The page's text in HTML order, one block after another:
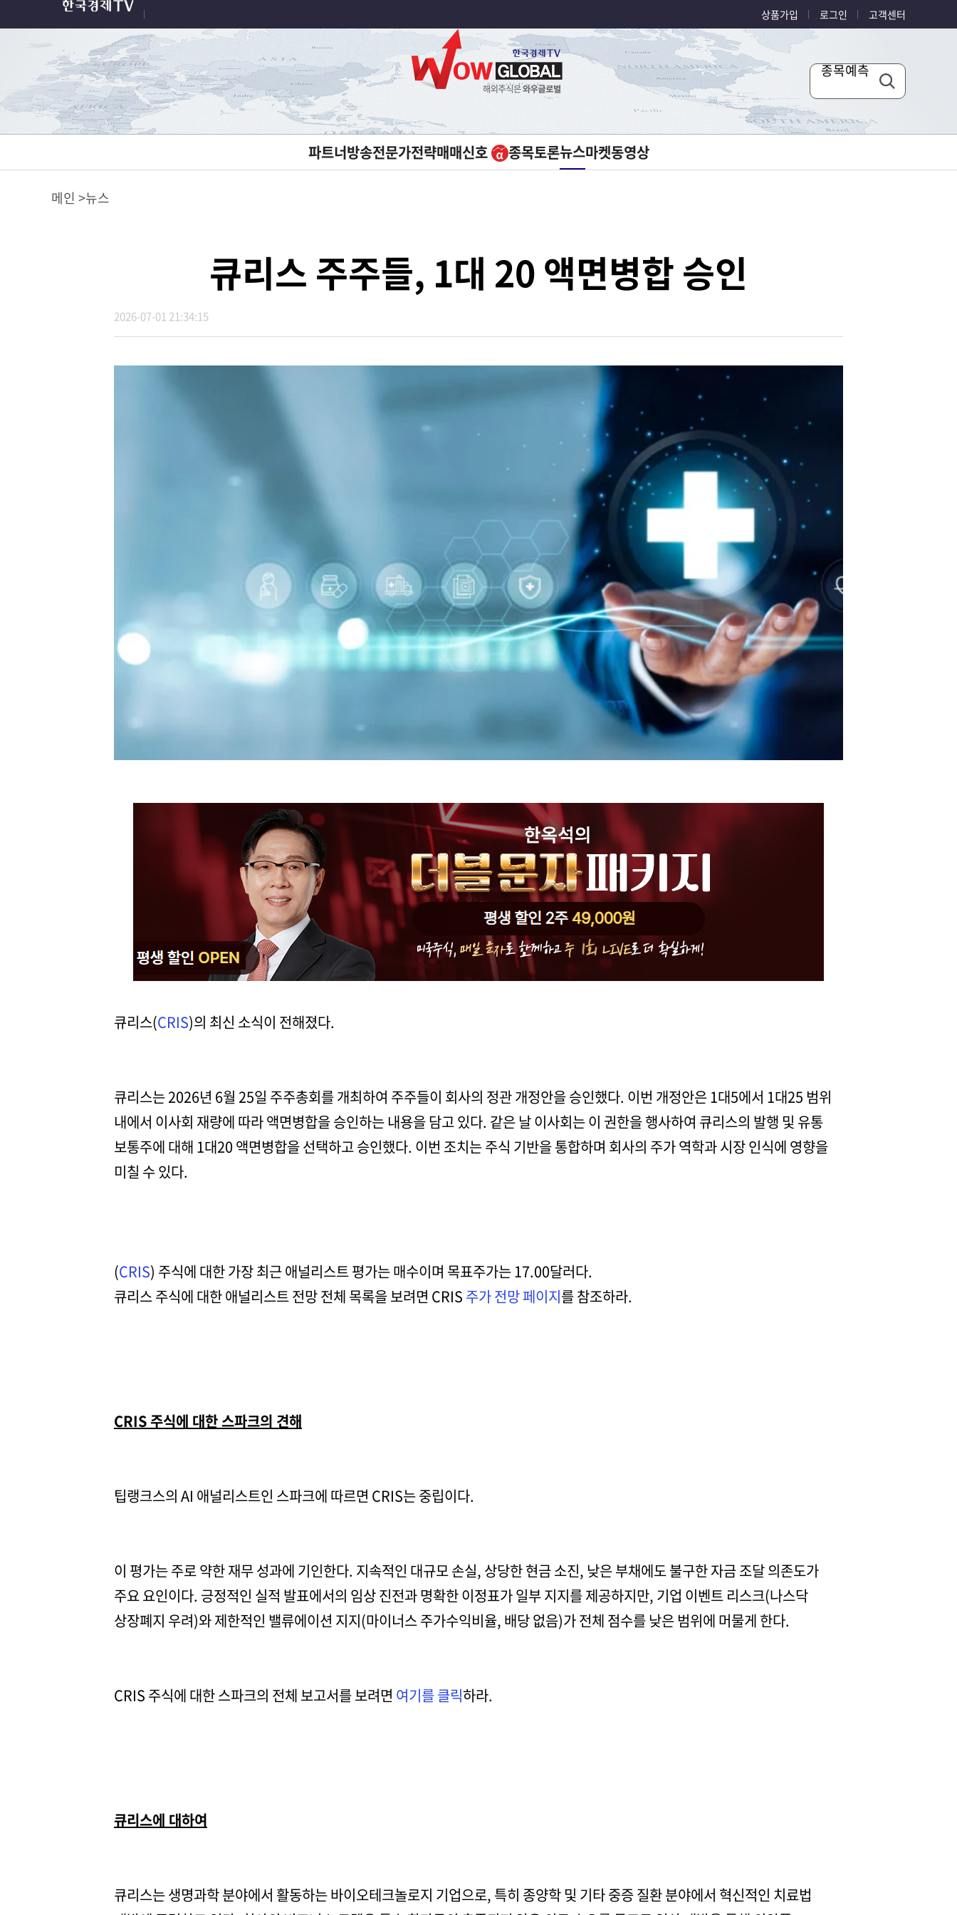
상품가입 로그인 고객센터
종목예측
파트너방송전문가전략매매신호 종목토론뉴스마켓동영상
메인 뉴스
큐리스 주주들, 1대 20 액면병합 승인
2026-07-01 21:34:15
큐리스(CRIS)의 최신 소식이 전해졌다.
큐리스는 2026년 6월 25일 주주총회를 개최하여 주주들이 회사의 정관 개정안을 승인했다. 이번 개정안은 1대5에서 1대25 범위
내에서 이사회 재량에 따라 액면병합을 승인하는 내용을 담고 있다. 같은 날 이사회는 이 권한을 행사하여 큐리스의 발행 및 유통
보통주에 대해 1대20 액면병합을 선택하고 승인했다. 이번 조치는 주식 기반을 통합하며 회사의 주가 역학과 시장 인식에 영향을
미칠 수 있다.
(CRIS) 주식에 대한 가장 최근 애널리스트 평가는 매수이며 목표주가는 17.00달러다.
큐리스 주식에 대한 애널리스트 전망 전체 목록을 보려면 CRIS 주가 전망 페이지를 참조하라.
CRIS 주식에 대한 스파크의 견해
팁랭크스의 AI 애널리스트인 스파크에 따르면 CRIS는 중립이다.
이 평가는 주로 약한 재무 성과에 기인한다. 지속적인 대규모 손실, 상당한 현금 소진, 낮은 부채에도 불구한 자금 조달 의존도가
주요 요인이다. 긍정적인 실적 발표에서의 임상 진전과 명확한 이정표가 일부 지지를 제공하지만, 기업 이벤트 리스크(나스닥
상장폐지 우려)와 제한적인 밸류에이션 지지(마이너스 주가수익비율, 배당 없음)가 전체 점수를 낮은 범위에 머물게 한다.
CRIS 주식에 대한 스파크의 전체 보고서를 보려면 여기를 클릭하라.
큐리스에 대하여
큐리스는 생명과학 분야에서 활동하는 바이오테크놀로지 기업으로, 특히 종양학 및 기타 중증 질환 분야에서 혁신적인 치료법